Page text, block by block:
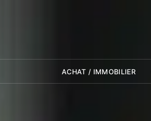
ACHAT / IMMOBILIER